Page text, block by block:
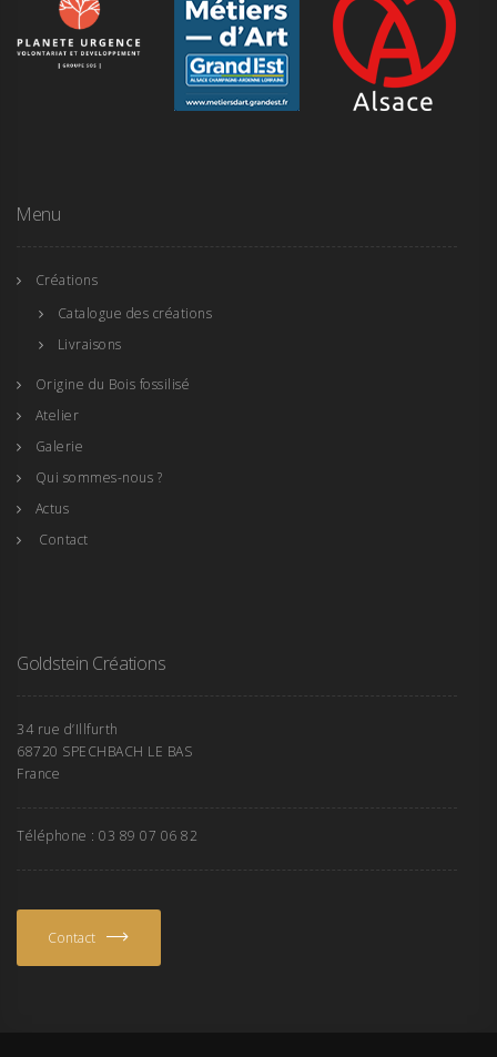
Menu
Créations
Catalogue des créations
Livraisons
Origine du Bois fossilisé
Atelier
Galerie
Qui sommes-nous ?
Actus
Contact
Goldstein Créations
34 rue d’Illfurth
68720 SPECHBACH LE BAS
France
Téléphone : 03 89 07 06 82
Contact